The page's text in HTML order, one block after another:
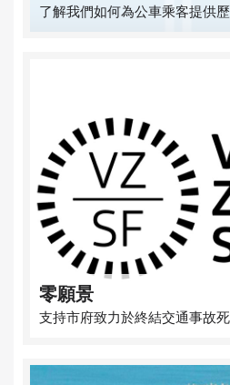
了解我們如何為公車乘客提供
零願景
支持市府致力於終結交通事故